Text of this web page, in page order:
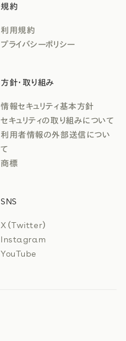
規約
利用規約
プライバシーポリシー
方針・取り組み
情報セキュリティ基本方針
セキュリティの取り組みについて
利用者情報の外部送信につい
て
商標
SNS
X（Twitter）
Instagram
YouTube